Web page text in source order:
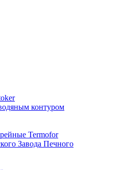
контуром
Termofor
Завода Печного